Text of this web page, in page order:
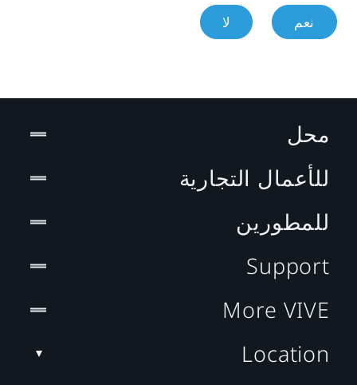
نعم لا
محل
للأعمال التجارية
للمطورين
Support
More VIVE
Location